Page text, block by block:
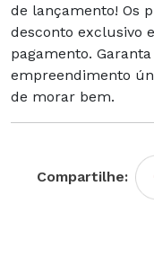
de lançamento! Os
desconto exclusivo
pagamento.
empreendimento
de morar bem.
Compartilhe: